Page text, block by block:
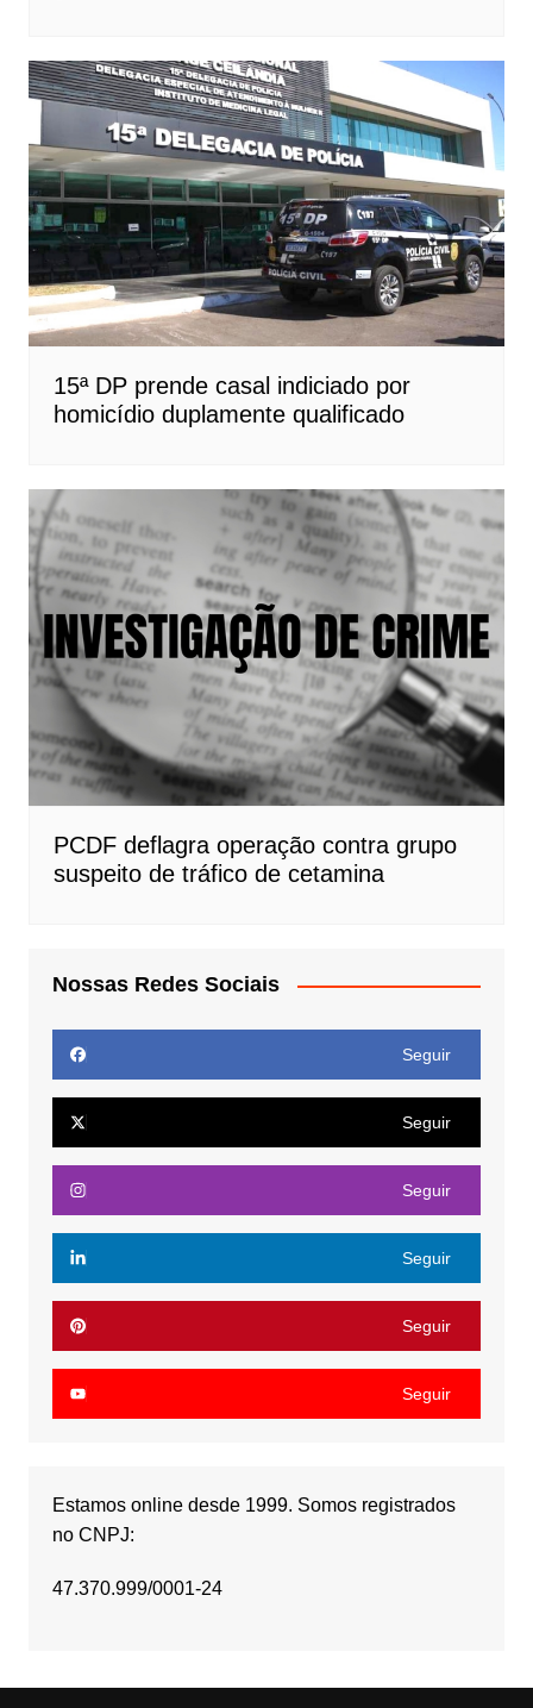
15ª DP prende casal indiciado por
homicídio duplamente qualificado
PCDF deflagra operação contra grupo
suspeito de tráfico de cetamina
Nossas Redes Sociais
Seguir
Seguir
Seguir
Seguir
Seguir
Seguir
Estamos online desde 1999. Somos registrados
no CNPJ:
47.370.999/0001-24